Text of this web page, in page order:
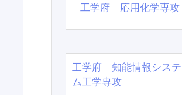
工学府 応用化学専攻
工学府 知能情報システ
ム工学専攻